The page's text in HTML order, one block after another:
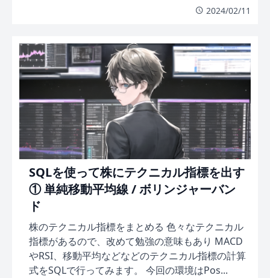
2024/02/11
SQLを使って株にテクニカル指標を出す
① 単純移動平均線 / ボリンジャーバン
ド
株のテクニカル指標をまとめる 色々なテクニカル
指標があるので、改めて勉強の意味もあり MACD
やRSI、移動平均などなどのテクニカル指標の計算
式をSQLで行ってみます。 今回の環境はPos...